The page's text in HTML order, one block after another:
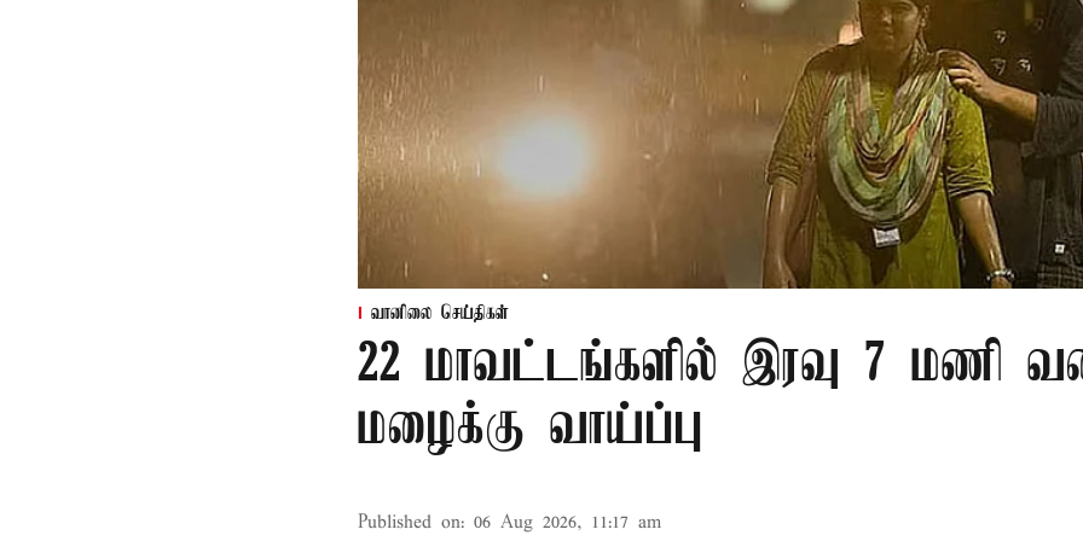
வானிலை செய்திகள்
22 மாவட்டங்களில் இரவு 7 மணி
மழைக்கு வாய்ப்பு
Published on: 06 Aug 2026, 11:17 am